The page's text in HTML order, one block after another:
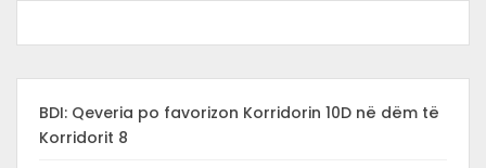
BDI: Qeveria po favorizon Korridorin 10D në dëm të
Korridorit 8